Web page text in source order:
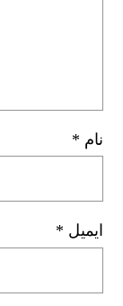
نام *
ایمیل *